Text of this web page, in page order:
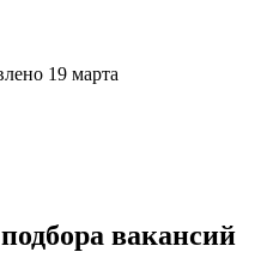
19 марта
вакансий